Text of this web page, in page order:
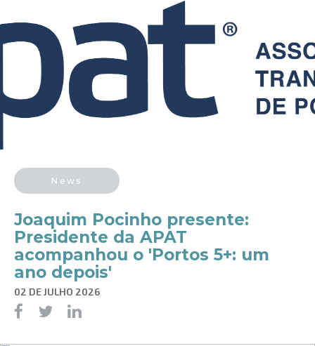
News
Joaquim Pocinho presente:
Presidente da APAT
acompanhou o 'Portos 5+: um
ano depois'
02 DE JULHO 2026